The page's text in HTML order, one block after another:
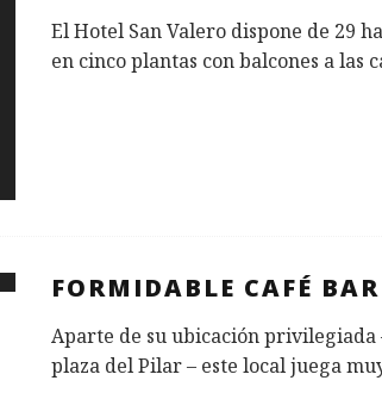
El Hotel San Valero dispone de 29
en cinco plantas con balcones a las
FORMIDABLE CAFÉ BAR
Aparte de su ubicación privilegiada
plaza del Pilar – este local juega